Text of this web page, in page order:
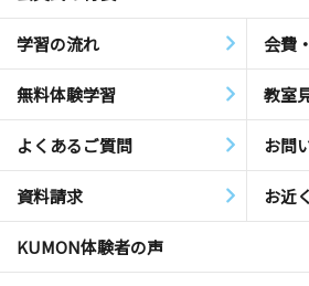
学習の流れ 会費
無料体験学習 教室
よくあるご質問 お問
資料請求 お近
KUMON体験者の声